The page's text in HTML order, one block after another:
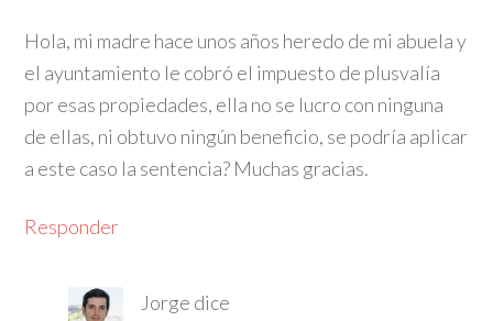
Hola, mi madre hace unos años heredo de mi abuela y
el ayuntamiento le cobró el impuesto de plusvalía
por esas propiedades, ella no se lucro con ninguna
de ellas, ni obtuvo ningún beneficio, se podría aplicar
a este caso la sentencia? Muchas gracias.
Responder
Jorge dice